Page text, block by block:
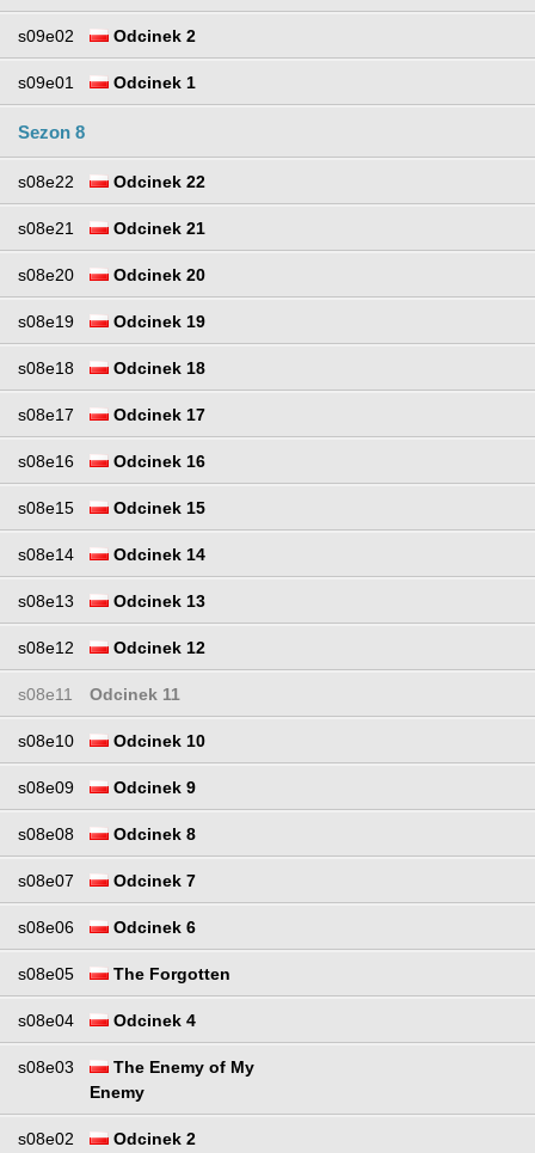
s09e02 Odcinek 2
s09e01 Odcinek 1
Sezon 8
s08e22 Odcinek 22
s08e21 Odcinek 21
s08e20 Odcinek 20
s08e19 Odcinek 19
s08e18 Odcinek 18
s08e17 Odcinek 17
s08e16 Odcinek 16
s08e15 Odcinek 15
s08e14 Odcinek 14
s08e13 Odcinek 13
s08e12 Odcinek 12
s08e11 Odcinek 11
s08e10 Odcinek 10
s08e09 Odcinek 9
s08e08 Odcinek 8
s08e07 Odcinek 7
s08e06 Odcinek 6
s08e05 The Forgotten
s08e04 Odcinek 4
s08e03
The Enemy of My
Enemy
s08e02 Odcinek 2